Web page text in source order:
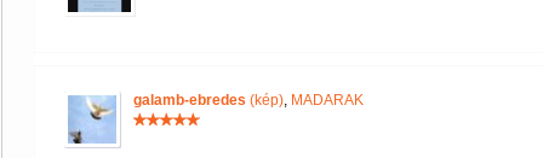
galamb-ebredes (kép), MADARAK